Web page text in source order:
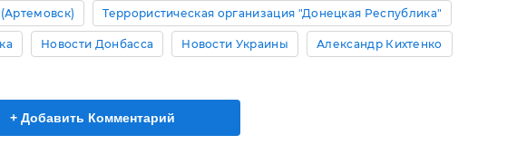
Террористическая организация "Донецкая Республика"
Новости Донбасса Новости Украины Александр Кихтенко
+ Добавить Комментарий